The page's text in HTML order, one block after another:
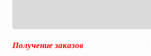
Получение заказов